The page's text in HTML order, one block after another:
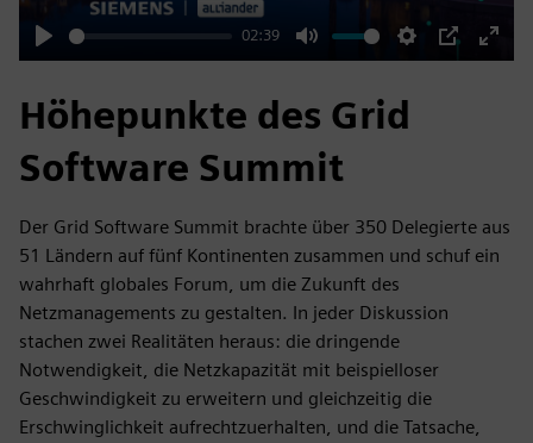
Play
02:39
Mute Settings
PIP
Enter
Höhepunkte des Grid
Software Summit
Der Grid Software Summit brachte über 350 Delegierte aus
51 Ländern auf fünf Kontinenten zusammen und schuf ein
wahrhaft globales Forum, um die Zukunft des
Netzmanagements zu gestalten. In jeder Diskussion
stachen zwei Realitäten heraus: die dringende
Notwendigkeit, die Netzkapazität mit beispielloser
Geschwindigkeit zu erweitern und gleichzeitig die
Erschwinglichkeit aufrechtzuerhalten, und die Tatsache,